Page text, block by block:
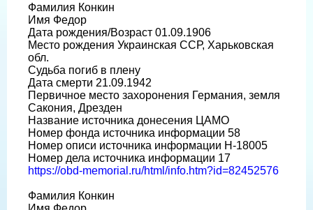
Фамилия Конкин
Имя Федор
Дата рождения/Возраст 01.09.1906
Место рождения Украинская ССР, Харьковская
обл.
Судьба погиб в плену
Дата смерти 21.09.1942
Первичное место захоронения Германия, земля
Сакония, Дрезден
Название источника донесения ЦАМО
Номер фонда источника информации 58
Номер описи источника информации H-18005
Номер дела источника информации 17
https://obd-memorial.ru/html/info.htm?id=82452576
Фамилия Конкин